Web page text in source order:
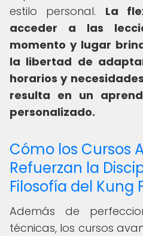
estilo personal. La
acceder a las
momento y lugar
la libertad de
horarios y
resulta en un
personalizado.
Cómo los Cursos
Refuerzan la
Filosofía del Kung
Además de
técnicas, los cursos